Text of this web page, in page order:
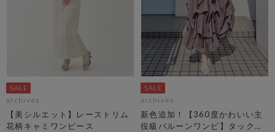
archives
【美シルエット】レーストリム
花柄キャミワンピース
archives
新色追加！【360度かわいい主
役級バルーンワンピ】タックバ